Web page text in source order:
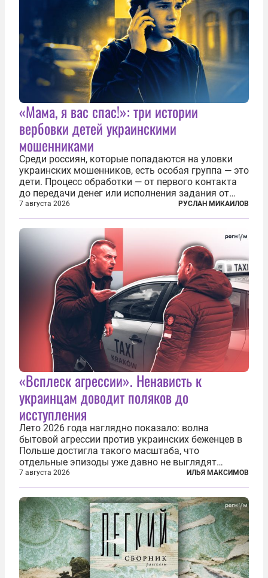
«Мама, я вас спас!»: три истории
вербовки детей украинскими
мошенниками
Среди россиян, которые попадаются на уловки
украинских мошенников, есть особая группа — это
дети. Процесс обработки — от первого контакта
до передачи денег или исполнения задания от
кураторов может занять от двух часов до
нескольких месяцев. Детей превращают в
послушных исполнителей, которые...
7 августа 2026 РУСЛАН МИКАИЛОВ
«Всплеск агрессии». Ненависть к
украинцам доводит поляков до
исступления
Лето 2026 года наглядно показало: волна
бытовой агрессии против украинских беженцев в
Польше достигла такого масштаба, что
отдельные эпизоды уже давно не выглядят
случайными. Поляки, судя по происходящему,
буквально теряют рассудок от ненависти к
украинским беженцам, и каждый новый случай
по-своему...
7 августа 2026 ИЛЬЯ МАКСИМОВ